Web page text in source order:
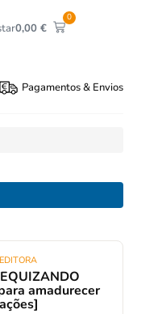
0,00€
0
Pagamentos & Envios
amadurecer